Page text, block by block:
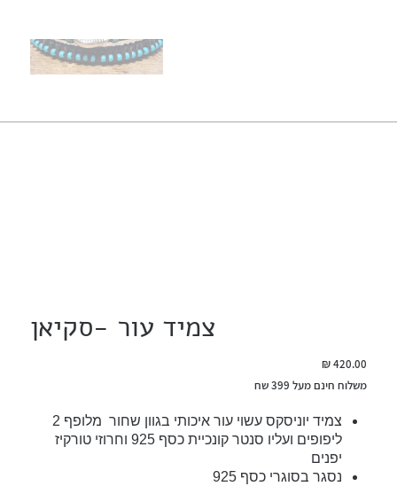
צמיד עור -סקיאן
מחיר
משלוח חינם מעל 399 שח
צמיד יוניסקס עשוי עור איכותי בגוון שחור מלופף 2
ליפופים ועליו סנטר קונכיית כסף 925 וחרוזי טורקיז
יפנים
נסגר בסוגרי כסף 925